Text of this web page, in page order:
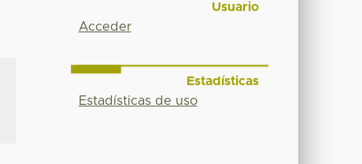
Usuario
Acceder
Estadísticas
Estadísticas de uso